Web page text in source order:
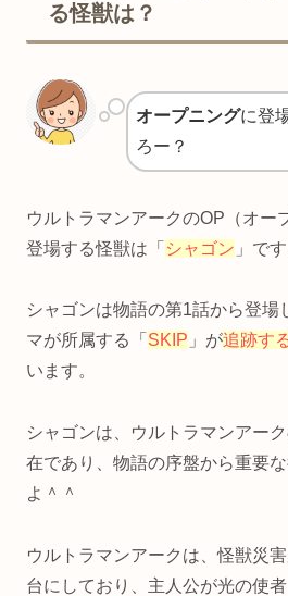
る怪獣は？
オープニングに登
ろー？
ウルトラマンアークのOP（オー
登場する怪獣は「 シャゴン 」です
シャゴンは物語の第1話から登場
マが所属する「 SKIP 」が追跡す
います。
シャゴンは、ウルトラマンアー
在であり、物語の序盤から重要
よ＾＾
ウルトラマンアークは、怪獣災
台にしており、主人公が光の使者